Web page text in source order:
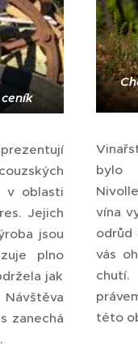
v oblasti
Jejich
jsou
plno
jak
zanechá
vína
vás
této